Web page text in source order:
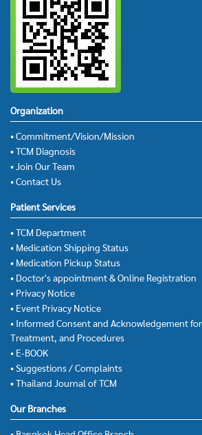
Organization
• Commitment/Vision/Mission
• TCM Diagnosis
• Join Our Team
• Contact Us
Patient Services
• TCM Department
• Medication Shipping Status
• Medication Pickup Status
• Doctor's appointment & Online Registration
• Privacy Notice
• Event Privacy Notice
• Informed Consent and Acknowledgement
Treatment, and Procedures
• E-BOOK
• Suggestions / Complaints
• Thailand Journal of TCM
Our Branches